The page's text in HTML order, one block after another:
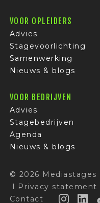
VOOR OPLEIDERS
Advies
Stagevoorlichting
Samenwerking
Nieuws & blogs
VOOR BEDRIJVEN
Advies
Stagebedrijven
Agenda
Nieuws & blogs
© 2026 Mediastages
I Privacy statement
Contact